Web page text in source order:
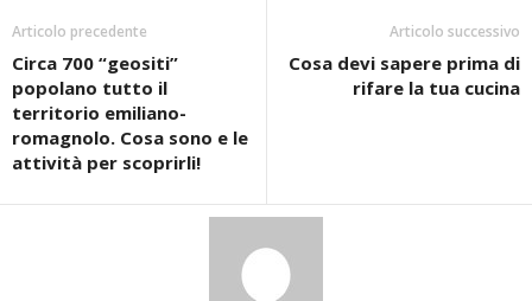
Articolo precedente
Circa 700 “geositi”
popolano tutto il
territorio emiliano-
romagnolo. Cosa sono e le
attività per scoprirli!
Articolo successivo
Cosa devi sapere prima di
rifare la tua cucina